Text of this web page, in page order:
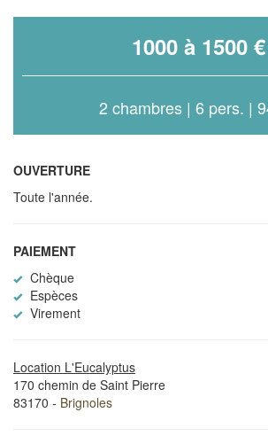
1000 à 1500 €
2 chambres | 6 pers. |
OUVERTURE
Toute l'année.
PAIEMENT
Chèque
Espèces
Virement
Location L'Eucalyptus
170 chemin de Saint Pierre
83170 - Brignoles